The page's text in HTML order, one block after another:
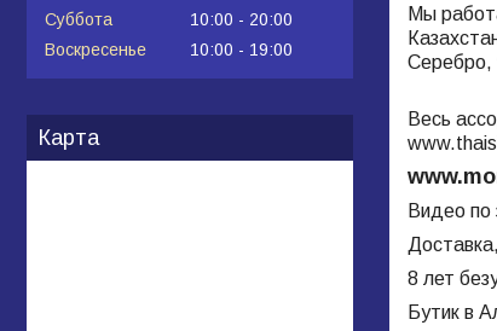
Мы
Серебро,
Весь
www.
Видео по
8 лет
Бутик в
Суббота
10:00
20:00
Воскресенье
10:00 19:00
Карта